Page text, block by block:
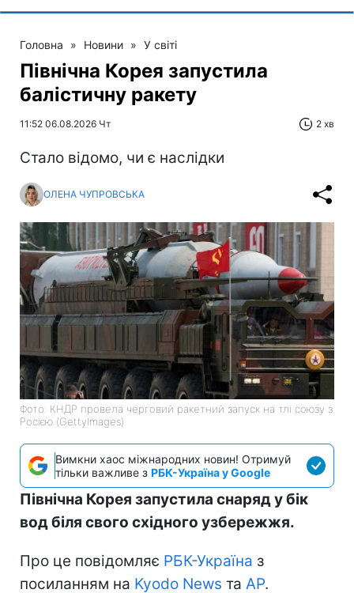
Головна » Новини » У світі
Північна Корея запустила
балістичну ракету
11:52 06.08.2026 Чт 2 хв
Стало відомо, чи є наслідки
ОЛЕНА ЧУПРОВСЬКА
Фото: КНДР провела черговий ракетний запуск на тлі союзу з
Росією (GettyImages)
Вимкни хаос міжнародних новин! Отримуй
тільки важливе з РБК-Україна у Google
Північна Корея запустила снаряд у бік
вод біля свого східного узбережжя.
Про це повідомляє РБК-Україна з
посиланням на Kyodo News та АР.